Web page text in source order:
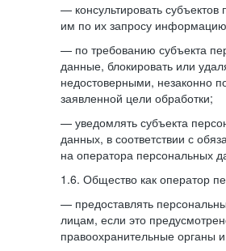
— консультировать
им по их запросу
— по требованию субъекта
данные, блокировать или
недостоверными, незаконно
заявленной цели обработки;
— уведомлять субъекта
данных, в соответствии с
на оператора персональных
1.6. Общество как оператор
— предоставлять
лицам, если это
правоохранительные органы